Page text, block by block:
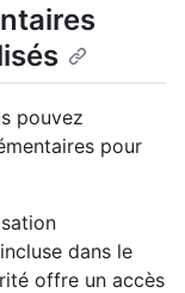
pouvez
pour
dans le
offre un accès